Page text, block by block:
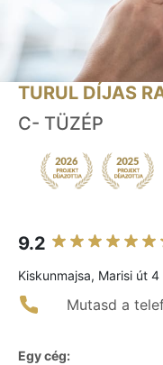
TURUL DÍJAS
C- TÜZÉP
9.2
Kiskunmajsa, Marisi út 4
Mutasd a
Egy cég: